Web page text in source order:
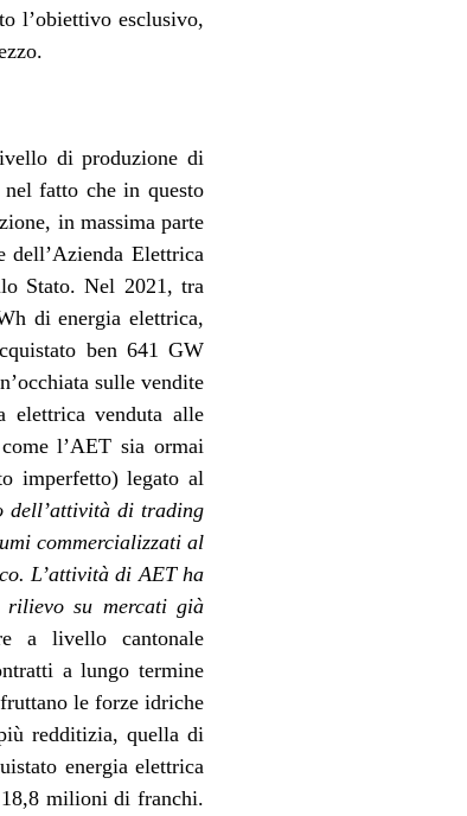
l’obiettivo esclusivo,
di produzione di
nel fatto che in questo
in massima parte
dell’Azienda Elettrica
Stato. Nel 2021, tra
di energia elettrica,
ben 641 GW
sulle vendite
elettrica venduta alle
l’AET sia ormai
imperfetto) legato al
dell’attività di trading
commercializzati al
L’attività di AET ha
rilievo su mercati già
a livello cantonale
a lungo termine
le forze idriche
redditizia, quella di
energia elettrica
milioni di franchi.